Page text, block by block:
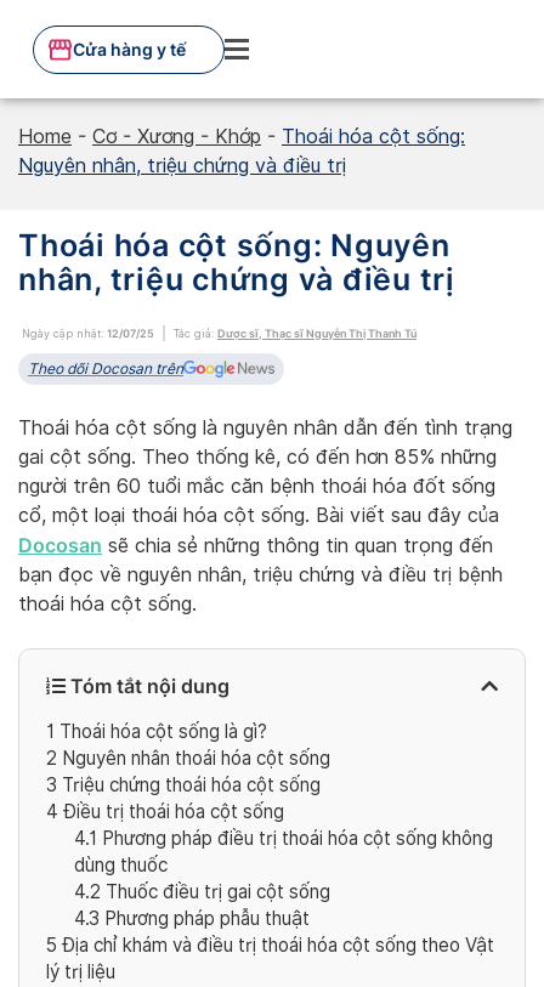
content
Cửa hàng y tế
Home - Cơ - Xương - Khớp - Thoái hóa cột sống:
Nguyên nhân, triệu chứng và điều trị
Thoái hóa cột sống: Nguyên
nhân, triệu chứng và điều trị
Ngày cập nhật: 12/07/25 Tác giả: Dược sĩ, Thạc sĩ Nguyễn Thị Thanh Tú
Theo dõi Docosan trên
Thoái hóa cột sống là nguyên nhân dẫn đến tình trạng
gai cột sống. Theo thống kê, có đến hơn 85% những
người trên 60 tuổi mắc căn bệnh thoái hóa đốt sống
cổ, một loại thoái hóa cột sống. Bài viết sau đây của
Docosan sẽ chia sẻ những thông tin quan trọng đến
bạn đọc về nguyên nhân, triệu chứng và điều trị bệnh
thoái hóa cột sống.
Tóm tắt nội dung
1 Thoái hóa cột sống là gì?
2 Nguyên nhân thoái hóa cột sống
3 Triệu chứng thoái hóa cột sống
4 Điều trị thoái hóa cột sống
4.1 Phương pháp điều trị thoái hóa cột sống không
dùng thuốc
4.2 Thuốc điều trị gai cột sống
4.3 Phương pháp phẫu thuật
5 Địa chỉ khám và điều trị thoái hóa cột sống theo Vật
lý trị liệu